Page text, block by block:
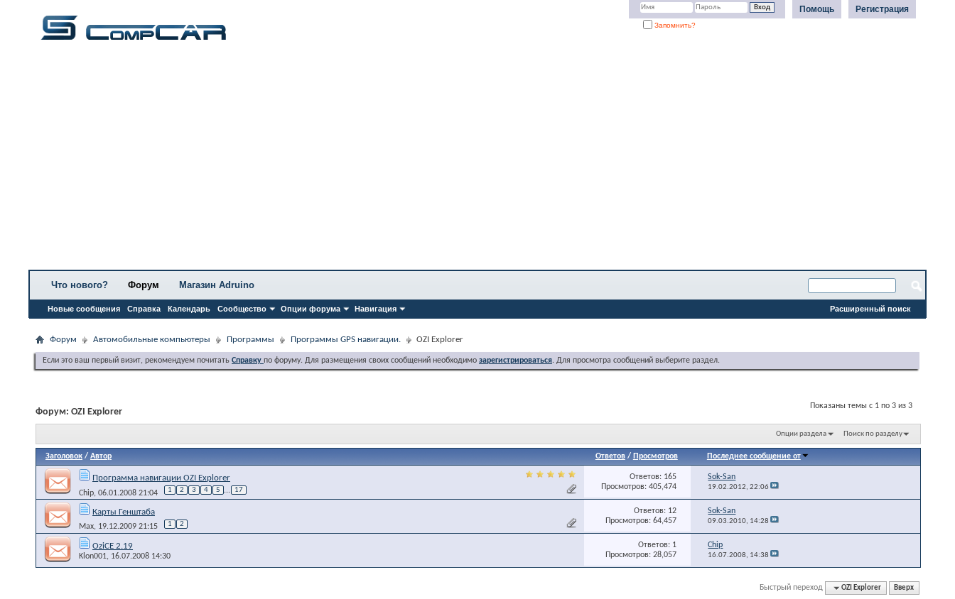
Регистрация
Помощь
Запомнить?
Что нового? Форум
Новые сообщения Справка Календарь Сообщество Опции форума Навигация
Магазин Adruino
Расширенный поиск
Форум Автомобильные компьютеры Программы Программы GPS навигации. OZI Explorer
Если это ваш первый визит, рекомендуем почитать Справку по форуму. Для размещения своих сообщений необходимо зарегистрироваться. Для просмотра сообщений выберите раздел.
Показаны темы с 1 по 3 из 3
Форум: OZI Explorer
Опции раздела Поиск по разделу
Заголовок / Автор Ответов/ Просмотров Последнее сообщение от
Программа навигации OZI Explorer
Chip, 06.01.2008 21:04 1 2 3 4 5 ... 17
Ответов: 165
Просмотров: 405,474
Sok-San
19.02.2012,22:06
Карты Генштаба
Max, 19.12.2009 21:15 1 2
Ответов: 12
Просмотров: 64,457
Sok-San
09.03.2010, 14:28
OziCE 2.19
Klon001, 16.07.2008 14:30
Ответов: 1
Просмотров: 28,057
Chip
16.07.2008, 14:38
Быстрый переход OZI Explorer Вверх